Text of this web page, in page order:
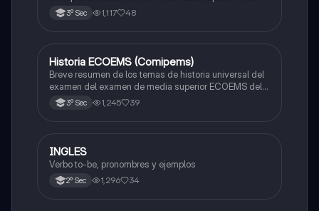
zona metropolitana de el valle de México
3º Sec 1,117 48
Historia
Historia ECOEMS (Comipems)
Breve resumen de los temas de historia universal del
examen del examen de media superior ECOEMS del
valle de México
3º Sec 1,245 39
Inglés
INGLES
Verbo to-be, pronombres y ejemplos
2º Sec 1,296 34